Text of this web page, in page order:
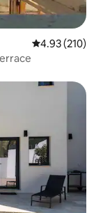
औसत रेटिंग 5 में से
4.93 (210)